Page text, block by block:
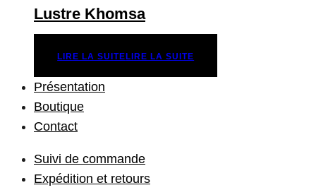
Lustre Khomsa
LIRE LA SUITELIRE LA SUITE
Présentation
Boutique
Contact
Suivi de commande
Expédition et retours